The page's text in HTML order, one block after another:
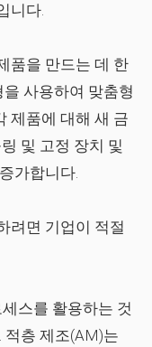
니다.
품을 만드는 데 한
사용하여 맞춤형
제품에 대해 새 금
및 고정 장치 및
가합니다.
려면 기업이 적절
스를 활용하는 것
적층 제조(AM)는